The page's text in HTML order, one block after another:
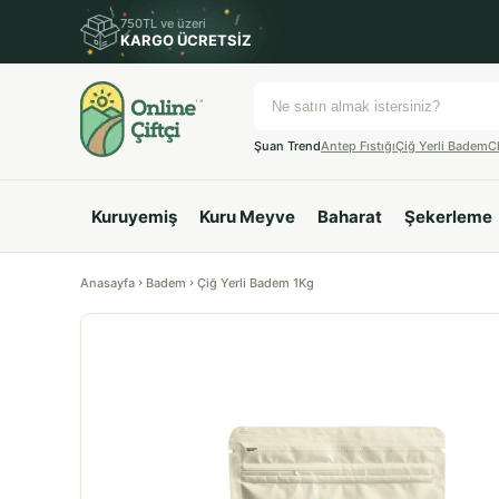
750TL ve üzeri
KARGO ÜCRETSİZ
Şuan TrendAntep FıstığıÇiğ Yerli Badem
Kuruyemiş Kuru Meyve Baharat Şekerleme
Anasayfa Badem Çiğ Yerli Badem 1Kg